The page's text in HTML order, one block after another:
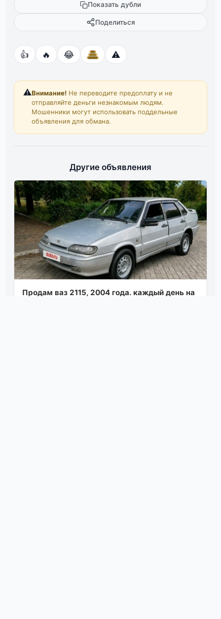
Показать дубли
Поделиться
👍 🔥 😂 ⚠️
⚠️Внимание! Не переводите предоплату и не
отправляйте деньги незнакомым людям.
Мошенники могут использовать поддельные
объявления для обмана.
Другие объявления
Продам ваз 2115, 2004 года. каждый день на